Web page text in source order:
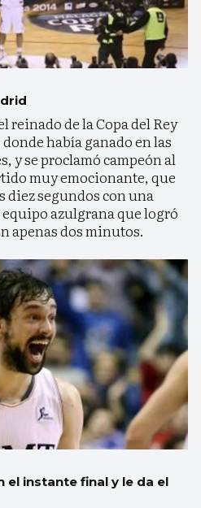
reinado de la Copa del Rey
había ganado en las
y se proclamó campeón al
muy emocionante, que
diez segundos con una
azulgrana que logró
apenas dos minutos.
el instante final y le da el